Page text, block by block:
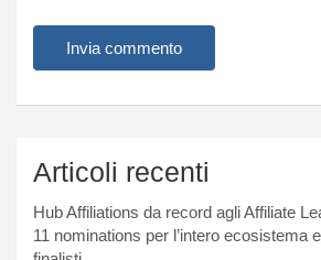
Articoli recenti
Hub Affiliations da record agli Affiliate
11 nominations per l’intero ecosistema